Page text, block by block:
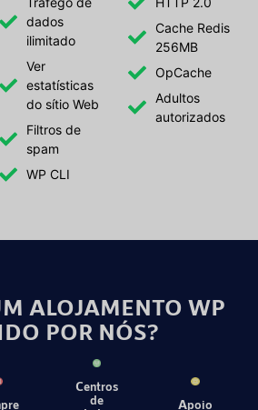
dados
ilimitado
Ver
estatísticas
do sítio Web
Filtros de
spam
WP CLI
Cache Redis
256MB
OpCache
Adultos
autorizados
ALOJAMENTO WP
POR NÓS?
Centros
de
Apoio